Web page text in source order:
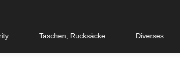
Taschen, Rucksäcke Diverses